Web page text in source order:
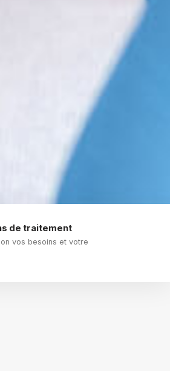
de traitement
vos besoins et votre